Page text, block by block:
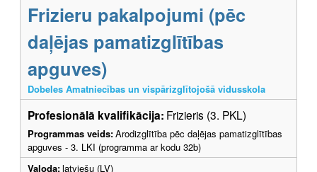
Frizieru pakalpojumi (pēc
daļējas pamatizglītības
apguves)
Dobeles Amatniecības un vispārizglītojošā vidusskola
Profesionālā kvalifikācija: Frizieris (3. PKL)
Programmas veids:Arodizglītība pēc daļējas pamatizglītības
apguves - 3. LKI (programma ar kodu 32b)
Valoda:latviešu (LV)